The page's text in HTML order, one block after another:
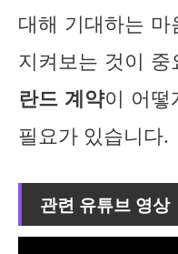
대해 기대하는
지켜보는 것이 중
란드 계약이 어떻
필요가 있습니다.
관련 유튜브 영상